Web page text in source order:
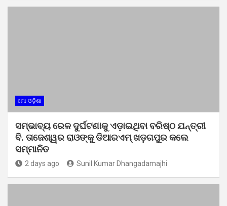
ମୋ ଓଡ଼ିଶା
ସମ୍ଭାବ୍ୟ ରେଳ ଦୁର୍ଘଟଣାକୁ ଏଡ଼ାଇଥିବା ବରିଷ୍ଠ ଯନ୍ତ୍ରୀ
ବି. ତାଜେଶ୍ୱର ରାଓଙ୍କୁ ଡିଆରଏମ୍ ଖଡ଼ଗପୁର କଲେ
ସମ୍ମାନିତ
2 days ago Sunil Kumar Dhangadamajhi